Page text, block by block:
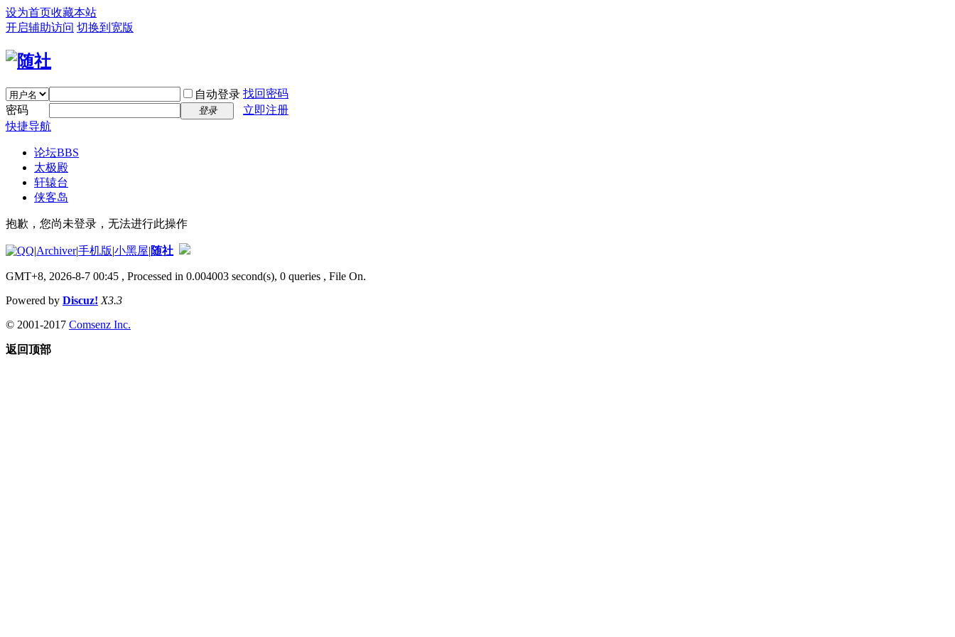
设为首页收藏本站
开启辅助访问 切换到宽版
自动登录 找回密码
密码
登录
立即注册
快捷导航
论坛BBS
太极殿
轩辕台
侠客岛
抱歉，您尚未登录，无法进行此操作
|Archiver|手机版|小黑屋|随社
GMT+8, 2026-8-7 00:45 , Processed in 0.004003 second(s), 0 queries , File On.
Powered by Discuz! X3.3
© 2001-2017 Comsenz Inc.
返回顶部